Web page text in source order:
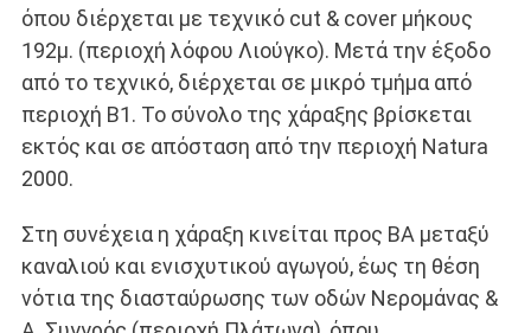
όπου διέρχεται με τεχνικό cut & cover μήκους
192μ. (περιοχή λόφου Λιούγκο). Μετά την έξοδο
από το τεχνικό, διέρχεται σε μικρό τμήμα από
περιοχή Β1. Το σύνολο της χάραξης βρίσκεται
εκτός και σε απόσταση από την περιοχή Natura
2000.
Στη συνέχεια η χάραξη κινείται προς ΒΑ μεταξύ
καναλιού και ενισχυτικού αγωγού, έως τη θέση
νότια της διασταύρωσης των οδών Νερομάνας &